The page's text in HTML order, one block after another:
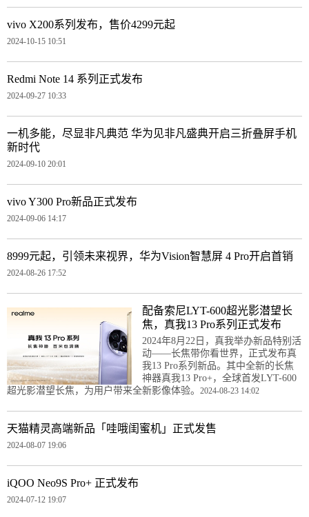
vivo X200系列发布，售价4299元起
2024-10-15 10:51
Redmi Note 14 系列正式发布
2024-09-27 10:33
一机多能，尽显非凡典范 华为见非凡盛典开启三折叠屏手机
新时代
2024-09-10 20:01
vivo Y300 Pro新品正式发布
2024-09-06 14:17
8999元起，引领未来视界，华为Vision智慧屏 4 Pro开启首销
2024-08-26 17:52
配备索尼LYT-600超光影潜望长
焦，真我13 Pro系列正式发布
2024年8月22日，真我举办新品特别活
动——长焦带你看世界，正式发布真
我13 Pro系列新品。其中全新的长焦
神器真我13 Pro+，全球首发LYT-600
超光影潜望长焦，为用户带来全新影像体验。 2024-08-23 14:02
天猫精灵高端新品「哇哦闺蜜机」正式发售
2024-08-07 19:06
iQOO Neo9S Pro+ 正式发布
2024-07-12 19:07